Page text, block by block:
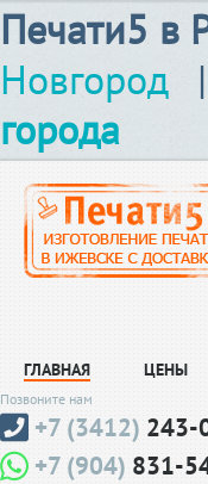
Печати5 в
Новгород
|
города
ГЛАВНАЯ ЦЕНЫ
Позвоните нам
+7 (3412) 243-
+7 (904) 831-